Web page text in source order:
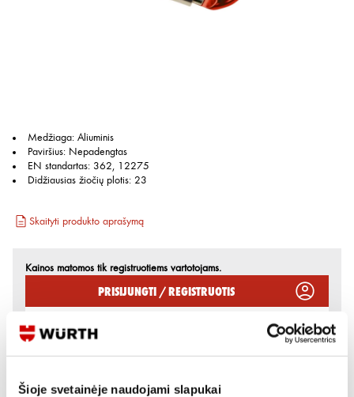
Šioje svetainėje naudojami slapukai
Medžiaga: Aliuminis
Paviršius: Nepadengtas
EN standartas: 362, 12275
Didžiausias žiočių plotis: 23
Skaityti produkto aprašymą
Kainos matomos tik registruotiems vartotojams.
Prisijungti / Registruotis